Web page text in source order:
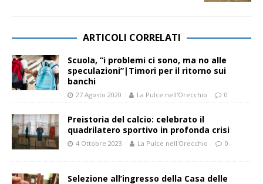
ARTICOLI CORRELATI
Scuola, “i problemi ci sono, ma no alle
speculazioni”|Timori per il ritorno sui
banchi
27 Agosto 2020 La Pulce nell'Orecchio 0
Preistoria del calcio: celebrato il
quadrilatero sportivo in profonda crisi
4 Ottobre 2023 La Pulce nell'Orecchio 0
Selezione all’ingresso della Casa delle